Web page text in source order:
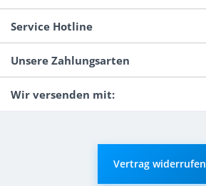
Service Hotline
Unsere Zahlungsarten
Wir versenden mit:
Vertrag widerrufen